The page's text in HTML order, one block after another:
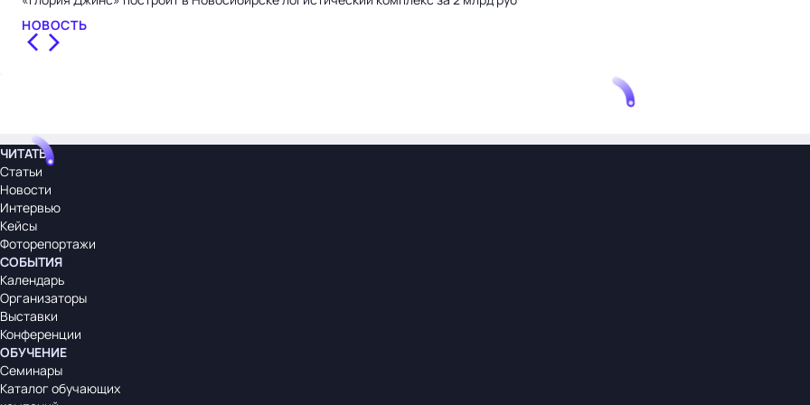
НОВОСТЬ
ЧИТАТЬ
Статьи
Новости
Интервью
Кейсы
Фоторепортажи
СОБЫТИЯ
Календарь
Организаторы
Выставки
Конференции
ОБУЧЕНИЕ
Семинары
Каталог обучающих